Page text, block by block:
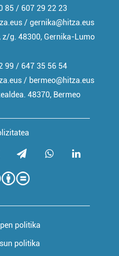
85 / 607 29 22 23
/ gernika@hitza.eus
z/g. 48300, Gernika-Lumo
99 / 647 35 56 54
/ bermeo@hitza.eus
48370, Bermeo
politika
politika